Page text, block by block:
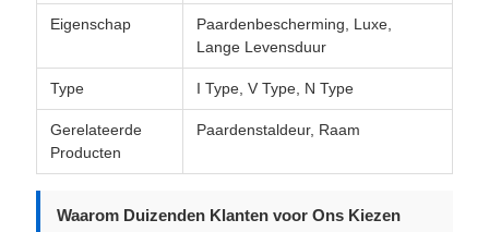
Eigenschap
Paardenbescherming, Luxe,
Lange Levensduur
Type I Type, V Type, N Type
Gerelateerde
Producten
Paardenstaldeur, Raam
Waarom Duizenden Klanten voor Ons Kiezen